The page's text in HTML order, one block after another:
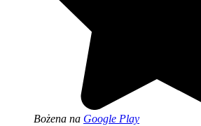
Bożena na Google Play